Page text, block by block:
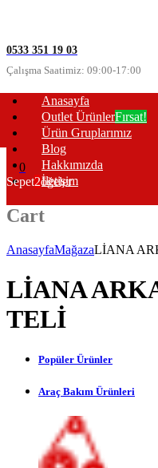
0533 351 19 03
Çalışma Saatimiz: 09:00-17:00
Anasayfa
Outlet ÜrünlerFırsat!
Ürün Gruplarımız
Blog
Hakkımızda
İletişim
0
Sepet2öğeler
Cart
AnasayfaMağazaLİANA
LİANA
TELİ
Popüler Ürünler
Araç Bakım Ürünleri